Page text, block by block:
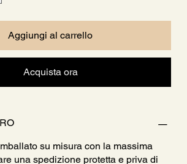
Aggiungi al carrello
Acquista ora
su misura con la massima
una spedizione protetta e priva di